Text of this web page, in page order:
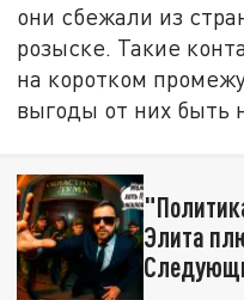
они сбежали из
розыске. Такие
на коротком
выгоды от них быть
Элита